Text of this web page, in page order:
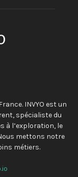
INVYO est un
spécialiste du
à l’exploration, le
mettons notre
métiers.